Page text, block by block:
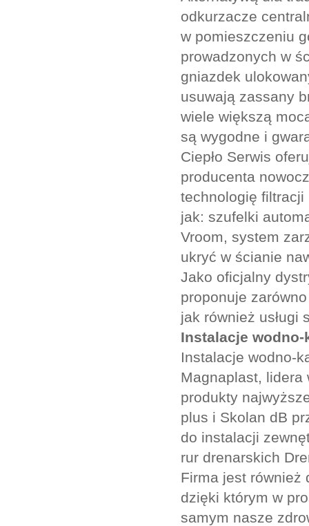
odkurzacze
w pomieszczeniu
prowadzonych w
gniazdek
usuwają zassany
wiele większą
są wygodne i
Ciepło Serwis
producenta
technologię
jak: szufelki
Vroom, system
ukryć w ścianie
Jako oficjalny
proponuje
jak również usługi
Instalacje
Instalacje wodno-
Magnaplast, lidera
produkty
plus i Skolan dB
do instalacji
rur drenarskich
Firma jest również
dzięki którym w
samym nasze